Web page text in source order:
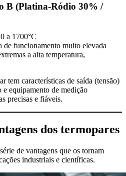
B (Platina-Ródio 30% /
a 1700°C
de funcionamento muito elevada
a alta temperatura,
tem características de saída (tensão)
e equipamento de medição
precisas e fiáveis.
dos termopares
de vantagens que os tornam
industriais e científicas.